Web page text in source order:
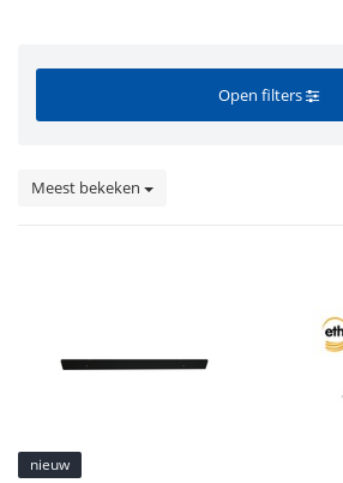
Open filters
Meest bekeken
nieuw